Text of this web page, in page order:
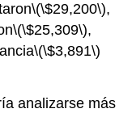
\(\$29,200\),
\(\$25,309\),
\(\$3,891\)
analizarse más